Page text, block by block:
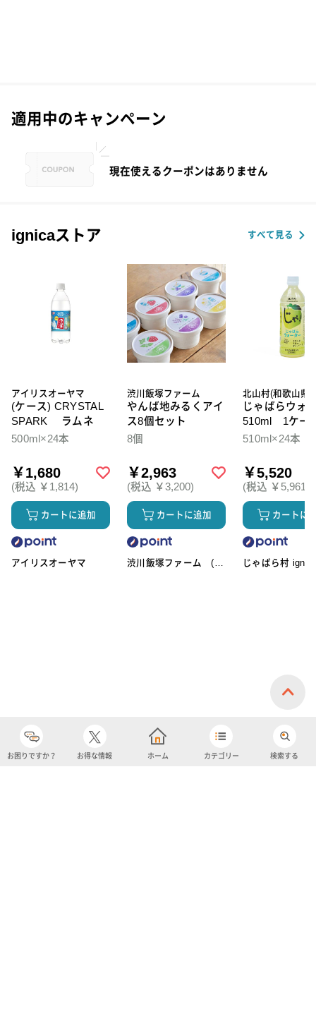
適用中のキャンペーン
現在使えるクーポンはありません
ignicaストア すべて見る
アイリスオーヤマ
(ケース) CRYSTAL
SPARK ラムネ
500ml×24本
￥1,680
(税込 ￥1,814)
カートに追加
アイリスオーヤマ
渋川飯塚ファーム
やんば地みるくアイ
ス8個セット
8個
￥2,963
(税込 ￥3,200)
カートに追加
渋川飯塚ファーム (ア
北山村(和歌山県)
じゃばらウォ
510ml 1ケー
本入
510ml×24本
￥5,520
(税込 ￥5,961)
カートに
じゃばら村
お困りですか？ お得な情報 ホーム カテゴリー 検索する